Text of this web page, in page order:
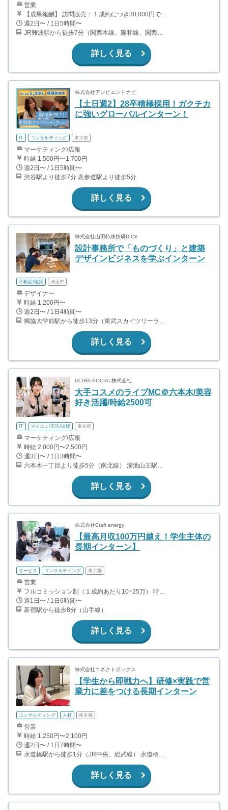
営業
【成果報酬】 訪問販売：１成約につき30,000円です。 例えば、光インターネットの成約であれば、平均的に2.5日で1件の契約が見込めます。（12,000円/1日6時間稼働） ＜月収例＞月に100万以上稼ぐ方もいます！ ・月5件成約：150,000円 ・月15件成約：450,000円 ・月30成約：900,000円➕マネジメントインセンティブ300,000円 合計1,200,000円 時給換算で2,000円程度が、平均的なインターン生の報酬となっています。
週2日〜 / 1日5時間〜
JR難波駅から徒歩7分（関西本線、阪和線、関西空港線） 大阪難波駅から徒歩13分（近鉄奈良線、阪神なんば線） 桜川駅から徒歩4分（大阪メトロ千日前線、阪神なんば線）
詳しく見る
株式会社アンビエントナビ
【土日週2】28卒積極採用！ガクチカ
に強いグローバルインターン！
IT コンサルティング 東京都
マーケティング/広報
時給 1,500円〜1,700円
週2日〜 / 1日5時間〜
渋谷駅より徒歩7分 表参道駅より徒歩5分
詳しく見る
株式会社山田特殊技研DICE
設計事務所で「ものづくり」と建築
デザインビジネスを学ぶインターン
不動産/建築 埼玉県
デザイナー
時給 1,200円〜
週2日〜 / 1日4時間〜
獨協大学前駅から徒歩13分（東武スカイツリーライン、東武伊勢崎線、東武日光線、鬼怒川線）
詳しく見る
ULTRA SOCIAL株式会社
大手コスメのライブMC＠六本木/美容
好き活躍/時給2500可
IT マスコミ/広告/出版 東京都
マーケティング/広報
時給 2,000円〜2,500円
週3日〜 / 1日3時間〜
六本木一丁目より徒歩5分（南北線） 溜池山王駅より徒歩10分（銀座線） 六本木駅より徒歩12分（日比谷線）
詳しく見る
株式会社Craft energy
【最高月収100万円越え！学生主体の
長期インターン】
サービス コンサルティング 東京都
営業
フルコミッション制（１成約あたり10~25万） 時給換算で（2000円〜2500円）程度が目安となります。 月100万を稼ぐ学生多数在籍しています。 ■収入例 〇入社1か月目（早稲田大学2年生） 役職：アポインター 月間1契約×10万円＝10万円 ＋交通費 〇入社3か月目（明治大学2年生） 役職：アポインター 月間2契約×13万円＝26万円 ＋交通費 〇入社6か月目（慶應義塾大学3年生） 役職：アポインター 月間5契約×15万円＝75万円 ＋交通費 〇入社15か月目（東京大学3年生） 役職：クローザー 月間3契約×25万=75万円 ＋交通費 交通費支給あり
週1日〜 / 1日6時間〜
新宿駅から徒歩8分（山手線）
詳しく見る
株式会社コネクトボックス
【学生から即戦力へ】研修×実践で営
業力に差をつける長期インターン
コンサルティング 人材 東京都
営業
時給 1,250円〜2,100円
週2日〜 / 1日7時間〜
水道橋駅から徒歩1分（JR中央、総武線） 水道橋駅から徒歩6分（都営三田線）
詳しく見る